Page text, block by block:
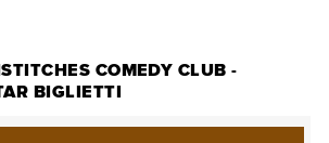
COMEDY CLUB -
BIGLIETTI